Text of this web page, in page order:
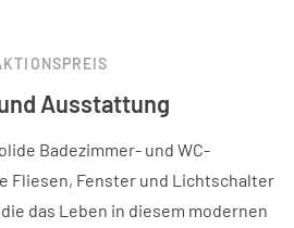
Ausstattung
Badezimmer- und WC-
Fliesen, Fenster und Lichtschalter
das Leben in diesem modernen